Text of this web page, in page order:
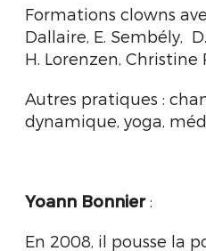
Formations clowns
Dallaire, E. Sembély,
H. Lorenzen, Christine
Autres pratiques :
dynamique, yoga,
Yoann Bonnier:
En 2008, il pousse la